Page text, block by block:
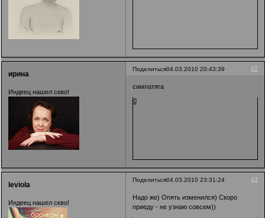
Поделиться 42
04.03.2010 20:43:39
ирина
Индеец нашел скво!
симпатяга
0
Поделиться 43
04.03.2010 23:31:24
leviola
Индеец нашел скво!
Надо же) Опять изменился) Скоро
приеду - не узнаю совсем))